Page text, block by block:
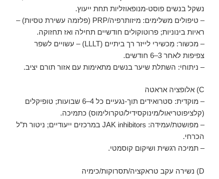
נשקל בנשים פוסט-מנופאוזליות תחת ייעוץ.
– טיפולים משלימים: מיזותרפיה/PRP (פלזמה עשירת טסיות) –
ראיות בינוניות; פרוטוקולים חודשיים תחילה ואז תחזוקה.
– מכשור: מְכשירי לייזר רך ביתיים (LLLT) – עשויים לשפר
צפיפות לאחר 3–6 חודשים.
– ניתוחי: השתלת שיער בנשים מתאימות עם אזור תורם יציב.
C) אלופציה אראטה
– מוקדית: סטרואידים תוך-נגעיים כל 4–6 שבועות; טופיקלים
(קלציפוטריאול/מינוקסידיל/טקרולימוס) כתמיכה.
– מפושטת/עמידה: JAK inhibitors במרכזים ייעודיים; ניטור ת”ל
הכרחי.
– תמיכה רגשית ושיקום קוסמטי.
D) נשירה עקב טראקציה/תסרוקות/כימיה